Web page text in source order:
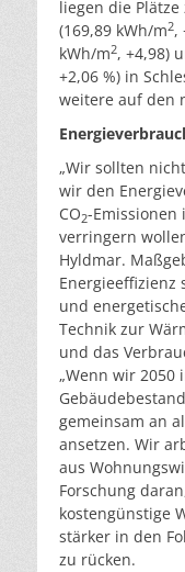
liegen die
(169,89 kWh/m2,
kWh/m2, +4,98)
+2,06 %) in
weitere auf den
„Wir sollten
wir den
CO2-Emissionen
verringern
Hyldmar.
Energieeffizienz
und
Technik zur
und das
„Wenn wir
gemeinsam an
ansetzen. Wir
aus
Forschung
kostengünstige
stärker in den
zu rücken.